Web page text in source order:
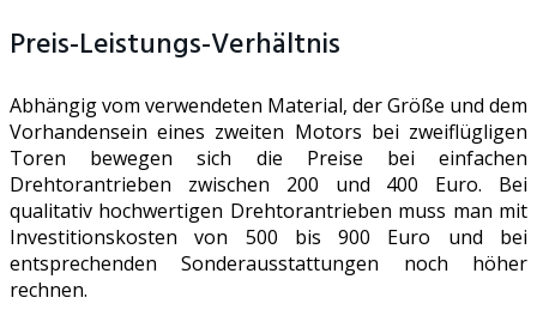
Preis-Leistungs-Verhältnis
Abhängig vom verwendeten Material, der Größe und dem
Vorhandensein eines zweiten Motors bei zweiflügligen
Toren bewegen sich die Preise bei einfachen
Drehtorantrieben zwischen 200 und 400 Euro. Bei
qualitativ hochwertigen Drehtorantrieben muss man mit
Investitionskosten von 500 bis 900 Euro und bei
entsprechenden Sonderausstattungen noch höher
rechnen.